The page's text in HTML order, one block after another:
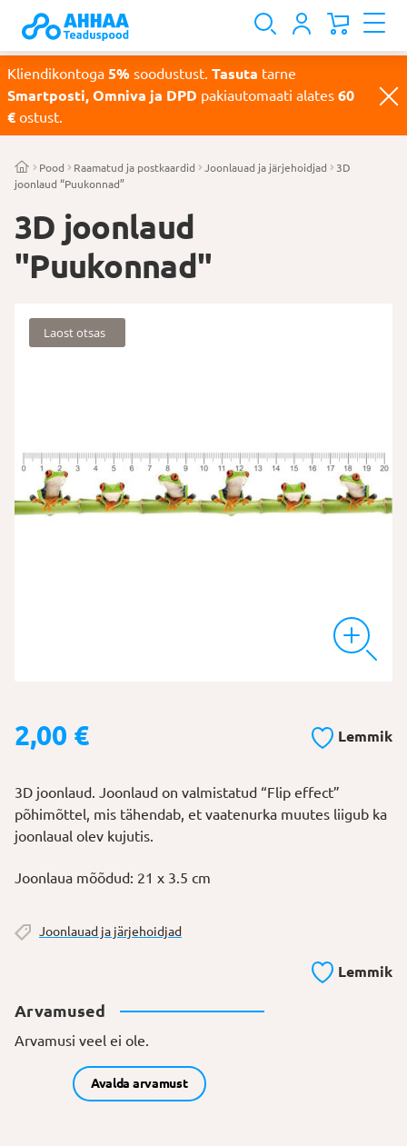
Kliendikontoga 5% soodustust. Tasuta tarne
Smartposti, Omniva ja DPD pakiautomaati alates 60
€ ostust.
Pood Raamatud ja postkaardid Joonlauad ja järjehoidjad
3D
joonlaud “Puukonnad”
3D joonlaud
"Puukonnad"
Laost otsas
2,00 € Lemmik
3D joonlaud. Joonlaud on valmistatud “Flip effect”
põhimõttel, mis tähendab, et vaatenurka muutes liigub ka
joonlaual olev kujutis.
Joonlaua mõõdud: 21 x 3.5 cm
Lemmik
Joonlauad ja järjehoidjad
Arvamused
Arvamusi veel ei ole.
Avalda arvamust